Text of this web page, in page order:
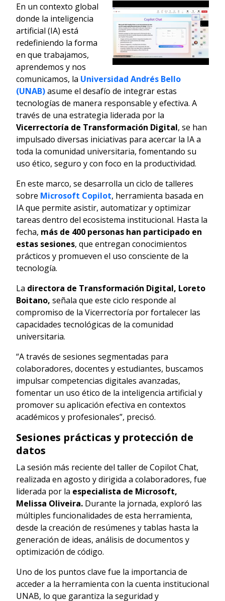
En un contexto global
donde la inteligencia
artificial (IA) está
redefiniendo la forma
en que trabajamos,
aprendemos y nos
comunicamos, la Universidad Andrés Bello
(UNAB)asume el desafío de integrar estas
tecnologías de manera responsable y efectiva. A
través de una estrategia liderada por la
Vicerrectoría de Transformación Digital, se han
impulsado diversas iniciativas para acercar la IA a
toda la comunidad universitaria, fomentando su
uso ético, seguro y con foco en la productividad.
En este marco, se desarrolla un ciclo de talleres
sobre Microsoft Copilot, herramienta basada en
IA que permite asistir, automatizar y optimizar
tareas dentro del ecosistema institucional. Hasta la
fecha, más de 400 personas han participado en
estas sesiones, que entregan conocimientos
prácticos y promueven el uso consciente de la
tecnología.
La directora de Transformación Digital, Loreto
Boitano, señala que este ciclo responde al
compromiso de la Vicerrectoría por fortalecer las
capacidades tecnológicas de la comunidad
universitaria.
“A través de sesiones segmentadas para
colaboradores, docentes y estudiantes, buscamos
impulsar competencias digitales avanzadas,
fomentar un uso ético de la inteligencia artificial y
promover su aplicación efectiva en contextos
académicos y profesionales”, precisó.
Sesiones prácticas y protección de
datos
La sesión más reciente del taller de Copilot Chat,
realizada en agosto y dirigida a colaboradores, fue
liderada por la especialista de Microsoft,
Melissa Oliveira. Durante la jornada, exploró las
múltiples funcionalidades de esta herramienta,
desde la creación de resúmenes y tablas hasta la
generación de ideas, análisis de documentos y
optimización de código.
Uno de los puntos clave fue la importancia de
acceder a la herramienta con la cuenta institucional
UNAB, lo que garantiza la seguridad y